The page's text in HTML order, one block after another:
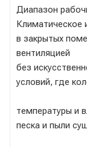
Диапазон
в закрытых
вентиляцией
без
условий, где
температуры и
песка и пыли